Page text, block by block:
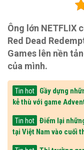
Ông lớn NETFLIX
Red Dead
Games lên nền
của mình.
Tin hot
Gầy dựng
kẻ thù với game
Tin hot
Điểm lại
tại Việt Nam vào cuối